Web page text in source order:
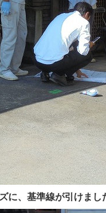
に、基準線が引けまし